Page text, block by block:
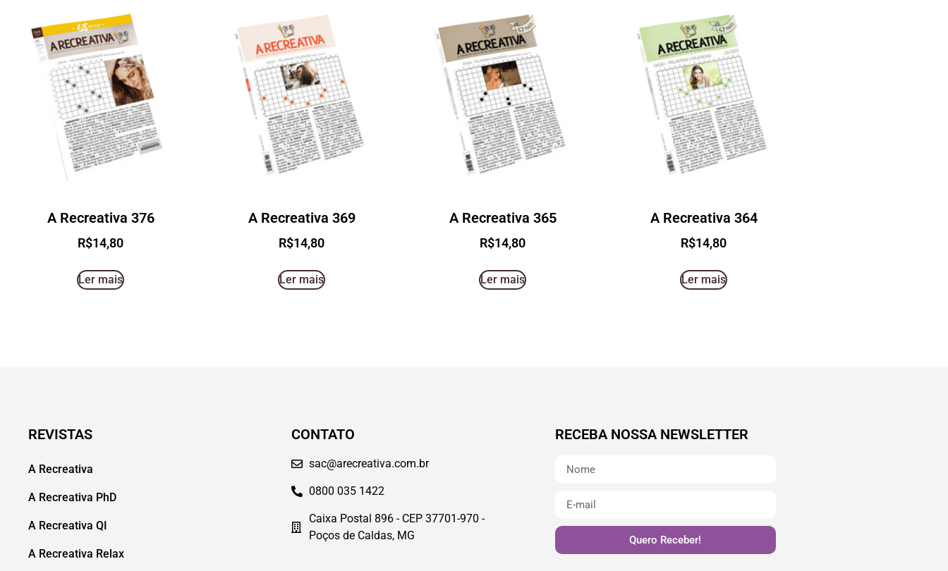
A Recreativa 376
R$14,80
Ler mais
A Recreativa 369
R$14,80
Ler mais
A Recreativa 365
R$14,80
Ler mais
A Recreativa 364
R$14,80
Ler mais
REVISTAS
A Recreativa
A Recreativa PhD
A Recreativa QI
A Recreativa Relax
CONTATO
sac@arecreativa.com.br
0800 035 1422
Caixa Postal 896 - CEP 37701-970 -
Poços de Caldas, MG
RECEBA NOSSA NEWSLETTER
Quero Receber!